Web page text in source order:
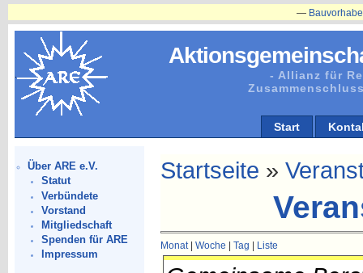
- Allianz für
Start
Über ARE e.V.
Statut
Verbündete
Vorstand
Mitgliedschaft
Spenden für ARE
Impressum
Bauvorhaben in
Startseite »
Monat| Woche Tag Liste